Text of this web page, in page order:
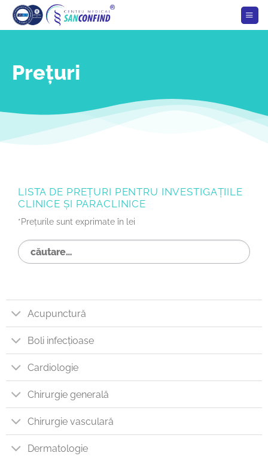
Skip
Prețuri
LISTA DE PREȚURI PENTRU INVESTIGAȚIILE
CLINICE ȘI PARACLINICE
*Prețurile sunt exprimate în lei
Caută
după:
Acupunctură
Boli infecțioase
Cardiologie
Chirurgie generală
Chirurgie vasculară
Dermatologie